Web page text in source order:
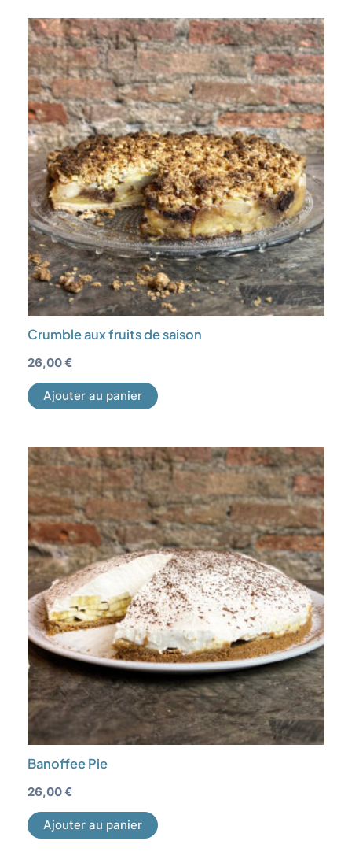
Crumble aux fruits de saison
26,00€
Ajouter au panier
Banoffee Pie
26,00€
Ajouter au panier